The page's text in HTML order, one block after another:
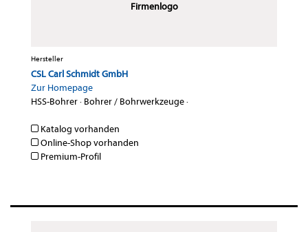
Firmenlogo
Hersteller
CSL Carl Schmidt GmbH
Zur Homepage
HSS-Bohrer· Bohrer / Bohrwerkzeuge·
Katalog vorhanden
Online-Shop vorhanden
Premium-Profil